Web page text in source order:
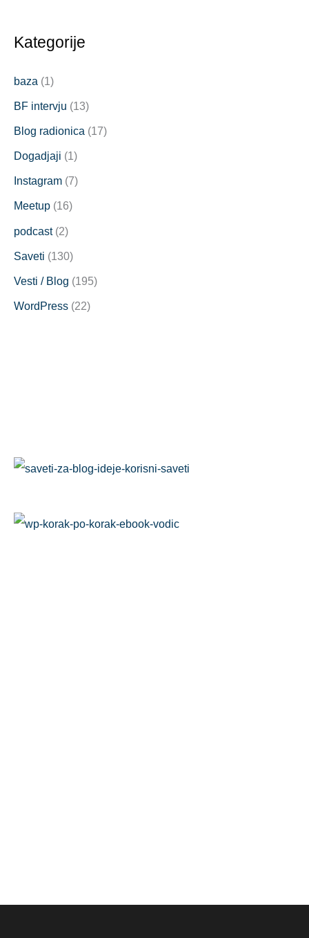
Kategorije
baza (1)
BF intervju (13)
Blog radionica (17)
Dogadjaji (1)
Instagram (7)
Meetup (16)
podcast(2)
Saveti (130)
Vesti / Blog (195)
WordPress (22)